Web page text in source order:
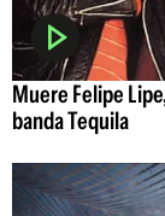
Muere Felipe
banda Tequila